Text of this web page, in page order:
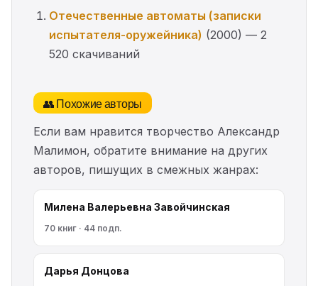
Отечественные автоматы (записки
испытателя-оружейника) (2000) — 2
520 скачиваний
👥 Похожие авторы
Если вам нравится творчество Александр
Малимон, обратите внимание на других
авторов, пишущих в смежных жанрах:
Милена Валерьевна Завойчинская
70 книг · 44 подп.
Дарья Донцова